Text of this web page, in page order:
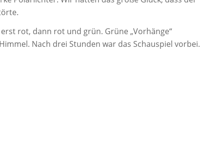
rot, dann rot und grün. Grüne „Vorhänge“
Nach drei Stunden war das Schauspiel vorbei.